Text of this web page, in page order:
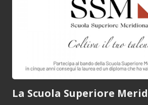
La Scuola Superiore